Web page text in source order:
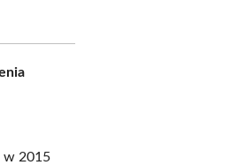
w 2015